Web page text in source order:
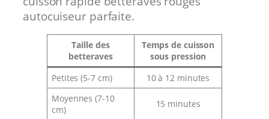
autocuiseur parfaite.
Taille des
betteraves
Temps de cuisson
sous pression
Petites (5-7 cm)
10 à 12 minutes
Moyennes (7-10
cm)
15 minutes